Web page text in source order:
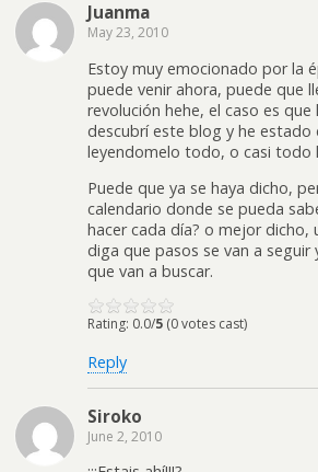
Juanma
May 23, 2010
Estoy muy emocionado por la
puede venir ahora, puede que
revolución hehe, el caso es que
descubrí este blog y he estado
leyendomelo todo, o casi todo
Puede que ya se haya dicho,
calendario donde se pueda
hacer cada día? o mejor dicho,
diga que pasos se van a
que van a buscar.
Rating: 0.0/5 (0 votes cast)
Reply
Siroko
June 2, 2010